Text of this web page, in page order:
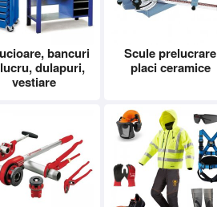
bancuri
dulapuri,
vestiare
Scule prelucrare
placi ceramice